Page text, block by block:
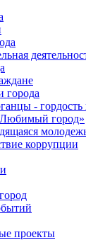
города
- гордость
город»
коррупции
проекты